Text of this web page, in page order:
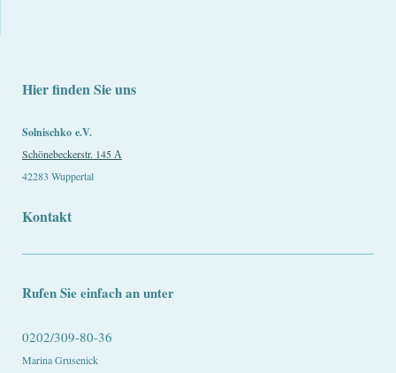
Hier finden Sie uns
Solnischko e.V.
Schönebeckerstr. 145 А
42283 Wuppertal
Kontakt
Rufen Sie einfach an unter
0202/309-80-36
Marina Grusenick